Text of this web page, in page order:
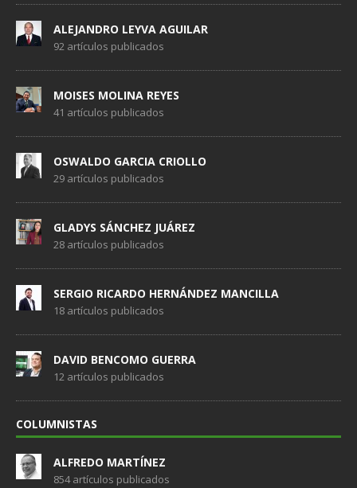
ALEJANDRO LEYVA AGUILAR
92 artículos publicados
MOISES MOLINA REYES
41 artículos publicados
OSWALDO GARCIA CRIOLLO
29 artículos publicados
GLADYS SÁNCHEZ JUÁREZ
28 artículos publicados
SERGIO RICARDO HERNÁNDEZ MANCILLA
18 artículos publicados
DAVID BENCOMO GUERRA
12 artículos publicados
COLUMNISTAS
ALFREDO MARTÍNEZ
854 artículos publicados